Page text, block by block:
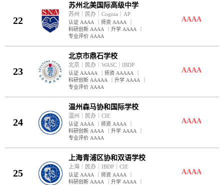
22
苏州北美国际高级中学
苏州 民办 ｜Cognia AP
认证 AAAA 师资 AAAA
科研创新 AAAA
｜升学 AAAA
专业评价 AAAA
AAAA
23
北京市鼎石学校
北京 民办 ｜WASC ｜IBDP
认证 AAAAA 师资 AAAAA
科研创新 AAAAA
｜升学 AAAA
专业评价 AAAA
AAAA
24
温州森马协和国际学校
温州 民办 ｜CIE
认证 AAAA 师资 AAAA
科研创新 AAAA
｜升学 AAAA
专业评价 AAAA
AAAA
25
上海青浦区协和双语学校
上海 民办 ｜IBDP ｜CIE
认证 AAAA 师资 AAAA
科研创新 AAAA
｜升学 AAAA
AAAA